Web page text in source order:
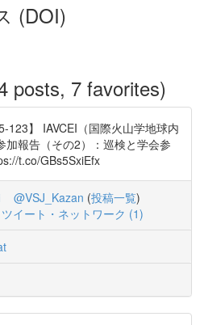
(DOI)
posts, 7 favorites)
123】 IAVCEI（国際火山学地球内
報告（その2）：巡検と学会参
t.co/GBs5SxiEfx
@VSJ_Kazan (投稿一覧)
ツイート・ネットワーク (1)